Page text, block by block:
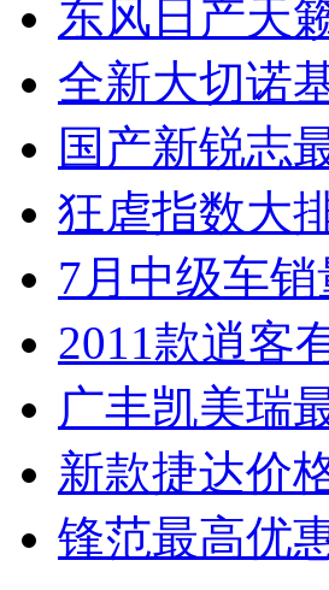
东风日产天
全新大切诺
国产新锐志
狂虐指数大
7月中级车
2011款逍客
广丰凯美瑞
新款捷达价
锋范最高优